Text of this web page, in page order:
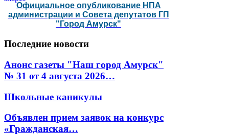
Официальное опубликование НПА
администрации и Совета депутатов ГП
"Город Амурск"
Последние новости
Анонс газеты "Наш город Амурск"
№ 31 от 4 августа 2026…
Школьные каникулы
Объявлен прием заявок на конкурс
«Гражданская…